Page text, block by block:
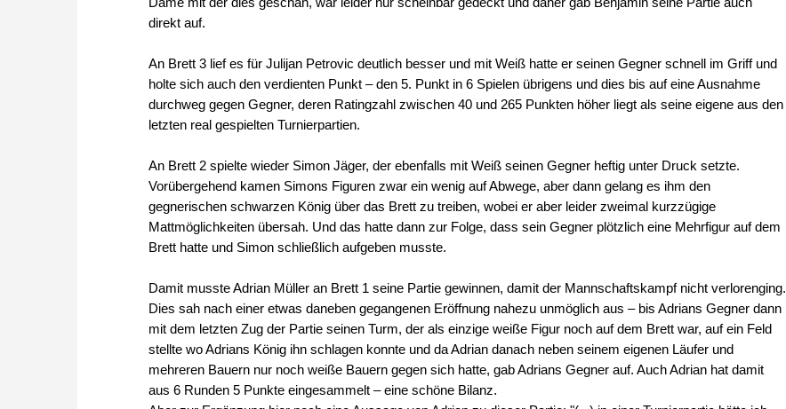
direkt auf.
An Brett 3 lief es für Julijan Petrovic deutlich besser und mit Weiß hatte er seinen Gegner schnell im Griff und
holte sich auch den verdienten Punkt – den 5. Punkt in 6 Spielen übrigens und dies bis auf eine Ausnahme
durchweg gegen Gegner, deren Ratingzahl zwischen 40 und 265 Punkten höher liegt als seine eigene aus den
letzten real gespielten Turnierpartien.
An Brett 2 spielte wieder Simon Jäger, der ebenfalls mit Weiß seinen Gegner heftig unter Druck setzte.
Vorübergehend kamen Simons Figuren zwar ein wenig auf Abwege, aber dann gelang es ihm den
gegnerischen schwarzen König über das Brett zu treiben, wobei er aber leider zweimal kurzzügige
Mattmöglichkeiten übersah. Und das hatte dann zur Folge, dass sein Gegner plötzlich eine Mehrfigur auf dem
Brett hatte und Simon schließlich aufgeben musste.
Damit musste Adrian Müller an Brett 1 seine Partie gewinnen, damit der Mannschaftskampf nicht verlorenging.
Dies sah nach einer etwas daneben gegangenen Eröffnung nahezu unmöglich aus – bis Adrians Gegner dann
mit dem letzten Zug der Partie seinen Turm, der als einzige weiße Figur noch auf dem Brett war, auf ein Feld
stellte wo Adrians König ihn schlagen konnte und da Adrian danach neben seinem eigenen Läufer und
mehreren Bauern nur noch weiße Bauern gegen sich hatte, gab Adrians Gegner auf. Auch Adrian hat damit
aus 6 Runden 5 Punkte eingesammelt – eine schöne Bilanz.